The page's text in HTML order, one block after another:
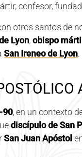
confesor,
otros santos de
Lyon,obispo
San Ireneo de Lyon.
, en un contexto
discípulo de San
San Juan Apóstol